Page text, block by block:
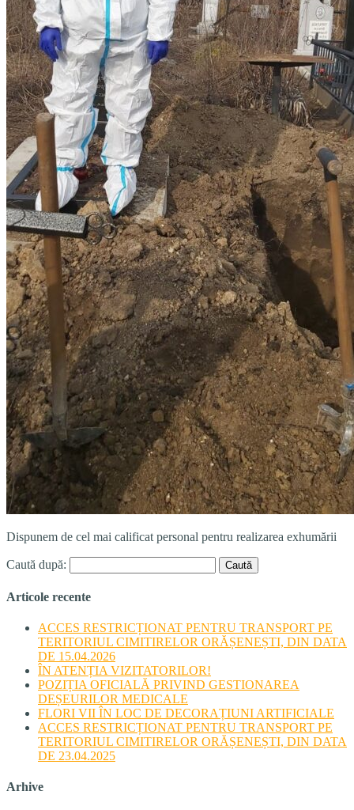
Dispunem de cel mai calificat personal pentru realizarea exhumării
Caută după:
Articole recente
ACCES RESTRICȚIONAT PENTRU TRANSPORT PE
TERITORIUL CIMITIRELOR ORĂȘENEȘTI, DIN DATA
DE 15.04.2026
ÎN ATENȚIA VIZITATORILOR!
POZIȚIA OFICIALĂ PRIVIND GESTIONAREA
DEȘEURILOR MEDICALE
FLORI VII ÎN LOC DE DECORAȚIUNI ARTIFICIALE
ACCES RESTRICȚIONAT PENTRU TRANSPORT PE
TERITORIUL CIMITIRELOR ORĂȘENEȘTI, DIN DATA
DE 23.04.2025
Arhive